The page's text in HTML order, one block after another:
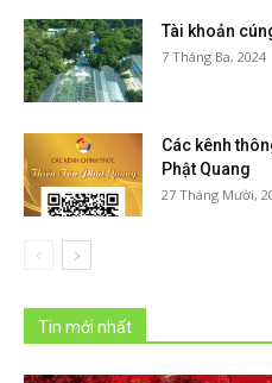
Tài khoản
7 Tháng Ba, 2024
Các kênh
Phật Quang
27 Tháng Mười,
Tin mới nhất